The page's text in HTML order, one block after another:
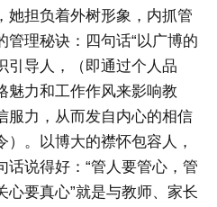
她担负着外树形象，内抓管
管理秘诀：四句话“以广博的
引导人，（即通过个人品
魅力和工作作风来影响教
服力，从而发自内心的相信
。以博大的襟怀包容人，
话说得好：“管人要管心，管
心要真心”就是与教师、家长